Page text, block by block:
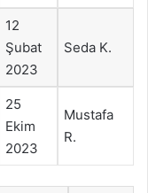
12
Şubat
2023
Seda K.
25
Ekim
2023
Mustafa
R.